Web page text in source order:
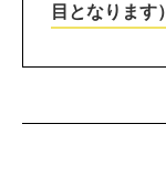
目となります）